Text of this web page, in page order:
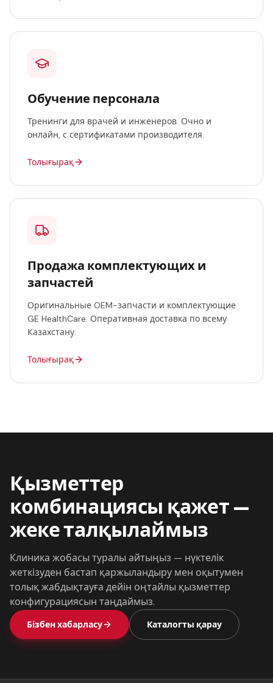
Обучение персонала
Тренинги для врачей и инженеров. Очно и
онлайн, с сертификатами производителя.
Толығырақ
Продажа комплектующих и
запчастей
Оригинальные OEM-запчасти и комплектующие
GE HealthCare. Оперативная доставка по всему
Казахстану.
Толығырақ
Қызметтер
комбинациясы қажет —
жеке талқылаймыз
Клиника жобасы туралы айтыңыз — нүктелік
жеткізуден бастап қаржыландыру мен оқытумен
толық жабдықтауға дейін оңтайлы қызметтер
конфигурациясын таңдаймыз.
Бізбен хабарласу Каталогты қарау